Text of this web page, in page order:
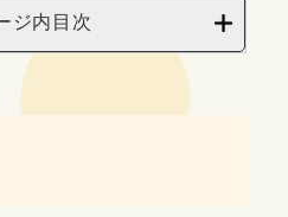
ジ内目次